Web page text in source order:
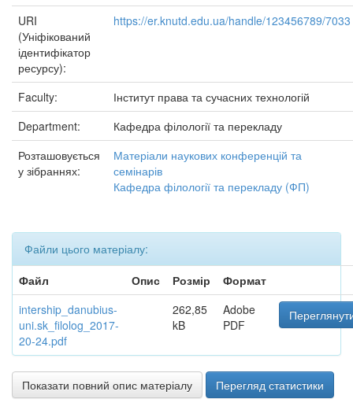
URI
(Уніфікований
ідентифікатор
ресурсу):
https://er.knutd.edu.ua/handle/123456789/7033
Faculty:
Інститут права та сучасних технологій
Department:
Кафедра філології та перекладу
Розташовується
у зібраннях:
Матеріали наукових конференцій та
семінарів
Кафедра філології та перекладу (ФП)
Файли цього матеріалу:
Файл
Опис Розмір
Формат
intership_danubius-
uni.sk_filolog_2017-
20-24.pdf
262,85
kB
Adobe
PDF
Показати повний опис матеріалу Перегляд статистики